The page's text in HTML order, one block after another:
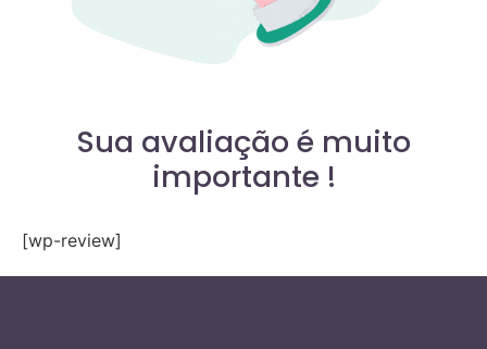
Sua avaliação é muito
importante !
[wp-review]